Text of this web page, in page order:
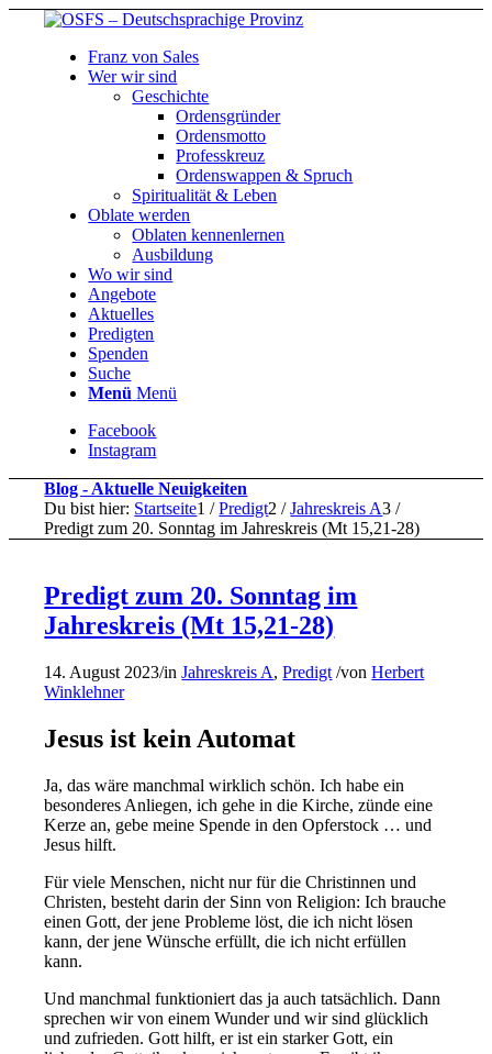
Franz von Sales
Wer wir sind
Geschichte
Ordensgründer
Ordensmotto
Professkreuz
Ordenswappen & Spruch
Spiritualität & Leben
Oblate werden
Oblaten kennenlernen
Ausbildung
Wo wir sind
Angebote
Aktuelles
Predigten
Spenden
Suche
Menü Menü
Facebook
Instagram
Blog - Aktuelle Neuigkeiten
Du bist hier: Startseite1 / Predigt2 / Jahreskreis A3 /
Predigt zum 20. Sonntag im Jahreskreis (Mt 15,21-28)
Predigt zum 20. Sonntag im
Jahreskreis (Mt 15,21-28)
14. August 2023/inJahreskreis A,Predigt /vonHerbert
Winklehner
Jesus ist kein Automat
Ja, das wäre manchmal wirklich schön. Ich habe ein
besonderes Anliegen, ich gehe in die Kirche, zünde eine
Kerze an, gebe meine Spende in den Opferstock … und
Jesus hilft.
Für viele Menschen, nicht nur für die Christinnen und
Christen, besteht darin der Sinn von Religion: Ich brauche
einen Gott, der jene Probleme löst, die ich nicht lösen
kann, der jene Wünsche erfüllt, die ich nicht erfüllen
kann.
Und manchmal funktioniert das ja auch tatsächlich. Dann
sprechen wir von einem Wunder und wir sind glücklich
und zufrieden. Gott hilft, er ist ein starker Gott, ein